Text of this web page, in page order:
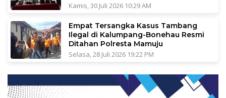
Kamis, 30 Juli 2026 10:29 AM
Empat Tersangka Kasus Tambang
Ilegal di Kalumpang-Bonehau Resmi
Ditahan Polresta Mamuju
Selasa, 28 Juli 2026 19:22 PM